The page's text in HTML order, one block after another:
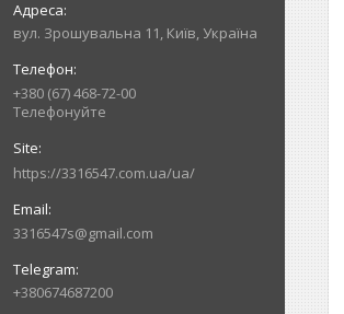
вул. Зрошувальна 11, Київ, Україна
+380 (67) 468-72-00
Телефонуйте
https://3316547.com.ua/ua/
3316547s@gmail.com
+380674687200